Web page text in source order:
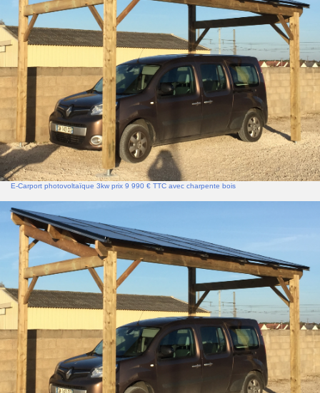
E-Carport photovoltaïque 3kw prix 9 990 € TTC avec charpente bois